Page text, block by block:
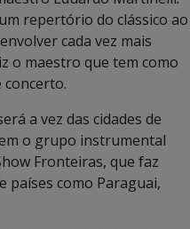
repertório do clássico ao
cada vez mais
o maestro que tem como
concerto.
a vez das cidades de
o grupo instrumental
Fronteiras, que faz
países como Paraguai,